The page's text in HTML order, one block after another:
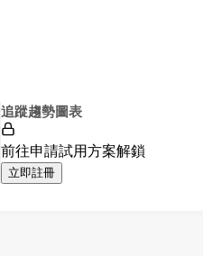
追蹤趨勢圖表
前往申請試用方案解鎖
立即註冊